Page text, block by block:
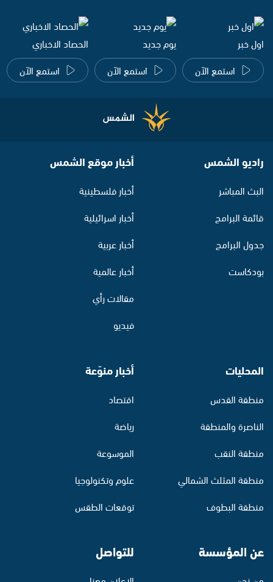
اول خبر
استمع الآن
يوم جديد
استمع الآن
الحصاد الاخباري
استمع الآن
راديو الشمس
البث المباشر
قائمة البرامج
جدول البرامج
بودكاست
أخبار موقع الشمس
أخبار فلسطينية
أخبار اسرائيلية
أخبار عربية
أخبار عالمية
مقالات رأي
فيديو
المحليات
منطقة القدس
الناصرة والمنطقة
منطقة النقب
منطقة المثلث الشمالي
منطقة البطوف
أخبار منوّعة
اقتصاد
رياضة
الموسوعة
علوم وتكنولوجيا
توقعات الطقس
عن المؤسسة للتواصل